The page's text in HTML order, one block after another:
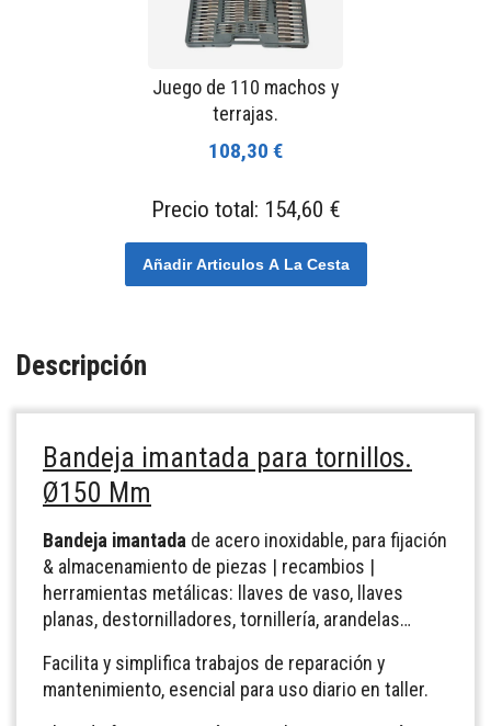
Juego de 110 machos y
terrajas.
108,30 €
Precio total: 154,60 €
Añadir Articulos A La Cesta
Descripción
Bandeja imantada para tornillos.
Ø150 Mm
Bandeja imantada de acero inoxidable, para fijación
& almacenamiento de piezas | recambios |
herramientas metálicas: llaves de vaso, llaves
planas, destornilladores, tornillería, arandelas…
Facilita y simplifica trabajos de reparación y
mantenimiento, esencial para uso diario en taller.